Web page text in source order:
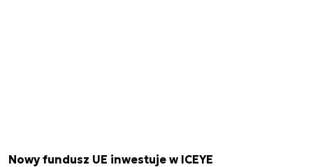
Nowy fundusz UE inwestuje w ICEYE